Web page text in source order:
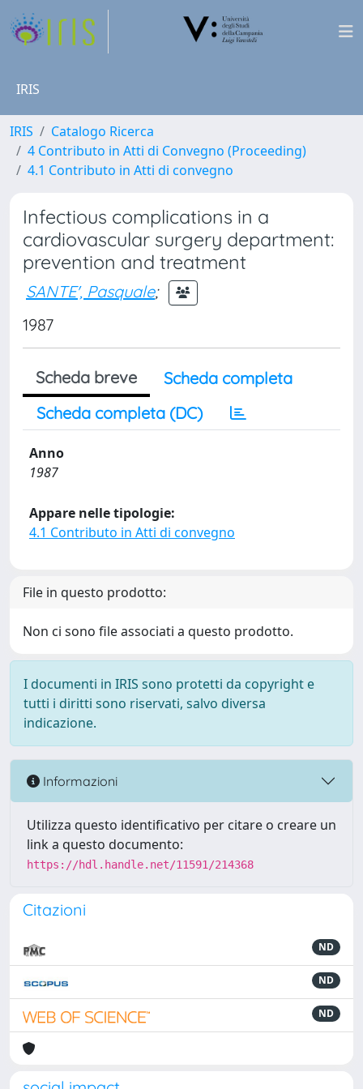
IRIS
IRIS
Catalogo Ricerca
4 Contributo in Atti di Convegno (Proceeding)
4.1 Contributo in Atti di convegno
Infectious complications in a
cardiovascular surgery department:
prevention and treatment
SANTE', Pasquale;
1987
Scheda breve
Scheda completa
Scheda completa (DC)
Anno
1987
Appare nelle tipologie:
4.1 Contributo in Atti di convegno
File in questo prodotto:
Non ci sono file associati a questo prodotto.
I documenti in IRIS sono protetti da copyright e
tutti i diritti sono riservati, salvo diversa
indicazione.
Informazioni
Utilizza questo identificativo per citare o creare un
link a questo documento:
https://hdl.handle.net/11591/214368
Citazioni
ND
ND
ND